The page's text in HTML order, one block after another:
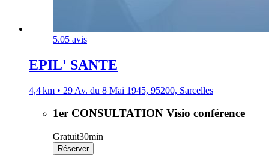
5.05 avis
EPIL' SANTE
4,4 km • 29 Av. du 8 Mai 1945, 95200, Sarcelles
1er CONSULTATION Visio conférence
Gratuit30min
Réserver